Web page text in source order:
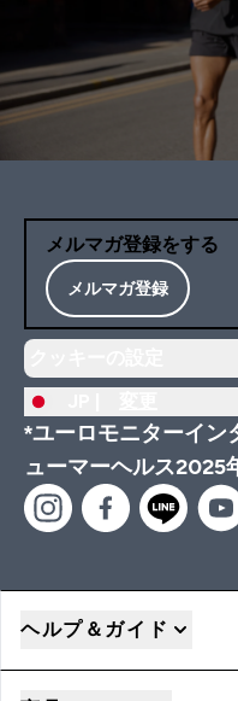
メルマガ登録をする
メルマガ登録
*ユーロモニターイン
ューマーヘルス2025
ヘルプ＆ガイド